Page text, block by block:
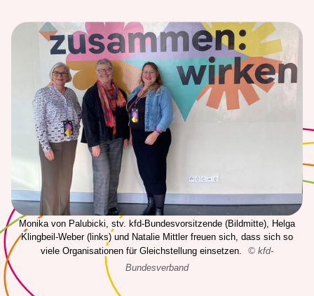
Monika von Palubicki, stv. kfd-Bundesvorsitzende (Bildmitte), Helga
Klingbeil-Weber (links) und Natalie Mittler freuen sich, dass sich so
viele Organisationen für Gleichstellung einsetzen.
© kfd-
Bundesverband